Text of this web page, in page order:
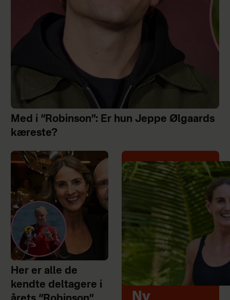
Med i “Robinson”: Er hun Jeppe Ølgaards
kæreste?
Her er alle de
kendte deltagere i
Ny